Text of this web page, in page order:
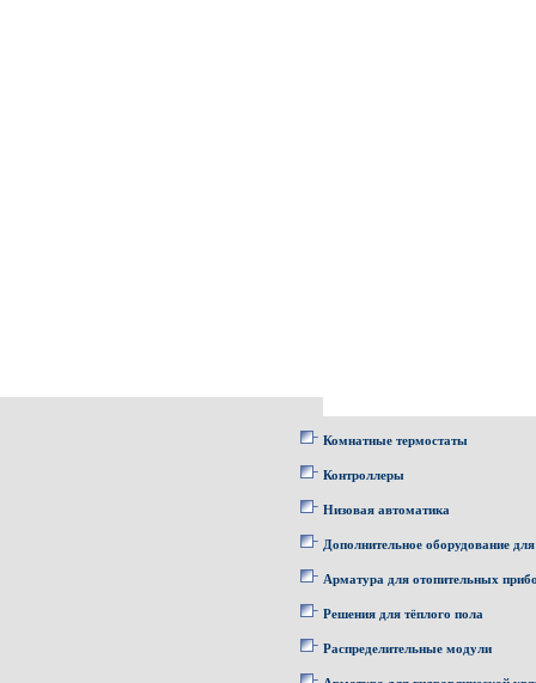
Комнатные термостаты
Контроллеры
Низовая автоматика
Дополнительное оборудование
Арматура для отопительных
Решения для тёплого пола
Распределительные модули